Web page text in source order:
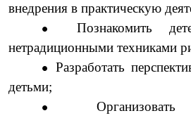
внедрения в практическую
Познакомить
нетрадиционными техниками
Разработать
детьми;